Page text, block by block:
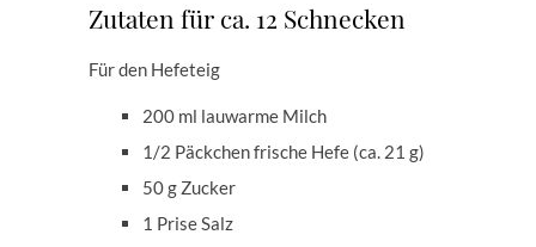
Zutaten für ca. 12 Schnecken
Für den Hefeteig
200 ml lauwarme Milch
1/2 Päckchen frische Hefe (ca. 21 g)
50 g Zucker
1 Prise Salz